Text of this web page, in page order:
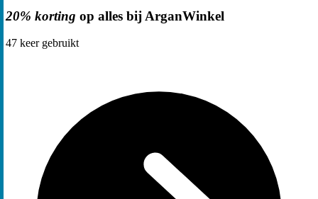
20% korting op alles bij ArganWinkel
47 keer gebruikt